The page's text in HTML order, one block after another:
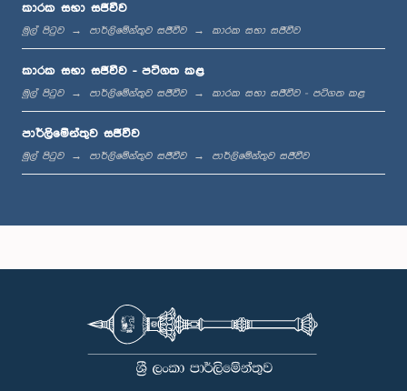
ප.ව. 2:01 - ප.ව. 2:13
ප.ව. 2:13 - ප.ව. 2:21
ප.ව. 2:27 - ප.ව. 2:35
කාරක සභා සජීවීව
මුල් පිටුව පාර්ලිමේන්තුව සජීවීව කාරක සභා සජීවීව
කාරක සභා සජීවීව - පටිගත කළ
මුල් පිටුව පාර්ලිමේන්තුව සජීවීව කාරක සභා සජීවීව - පටිගත කළ
පාර්ලිමේන්තුව සජීවීව
මුල් පිටුව පාර්ලිමේන්තුව සජීවීව පාර්ලිමේන්තුව සජීවීව